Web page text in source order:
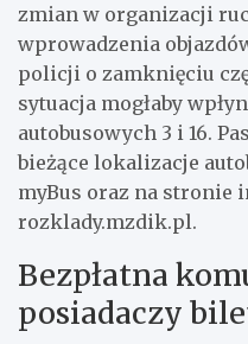
zmian w organizacji
wprowadzenia
policji o zamknięciu
sytuacja mogłaby
autobusowych 3 i 16.
bieżące lokalizacje
myBus oraz na stronie
rozklady.mzdik.pl.
Bezpłatna
posiadaczy